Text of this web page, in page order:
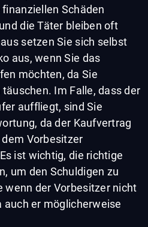
Schäden
die Täter bleiben oft
setzen Sie sich selbst
aus, wenn Sie das
möchten, da Sie
Im Falle, dass der
auffliegt, sind Sie
da der Kaufvertrag
Vorbesitzer
ist wichtig, die richtige
um den Schuldigen zu
wenn der Vorbesitzer nicht
auch er möglicherweise